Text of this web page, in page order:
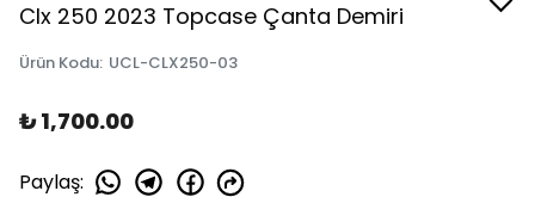
Clx 250 2023 Topcase Çanta Demiri
Ürün Kodu: UCL-CLX250-03
₺ 1,700.00
Paylaş: